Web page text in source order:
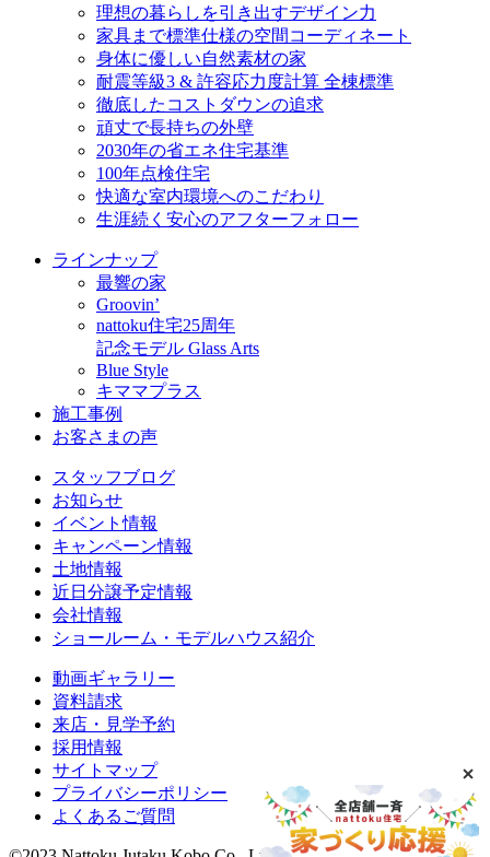
理想の暮らしを引き出すデザイン力
家具まで標準仕様の空間コーディネート
身体に優しい自然素材の家
耐震等級3 & 許容応力度計算 全棟標準
徹底したコストダウンの追求
頑丈で長持ちの外壁
2030年の省エネ住宅基準
100年点検住宅
快適な室内環境へのこだわり
生涯続く安心のアフターフォロー
ラインナップ
最響の家
Groovin’
nattoku住宅25周年
記念モデル Glass Arts
Blue Style
キママプラス
施工事例
お客さまの声
スタッフブログ
お知らせ
イベント情報
キャンペーン情報
土地情報
近日分譲予定情報
会社情報
ショールーム・モデルハウス紹介
動画ギャラリー
資料請求
来店・見学予約
採用情報
サイトマップ
プライバシーポリシー
よくあるご質問